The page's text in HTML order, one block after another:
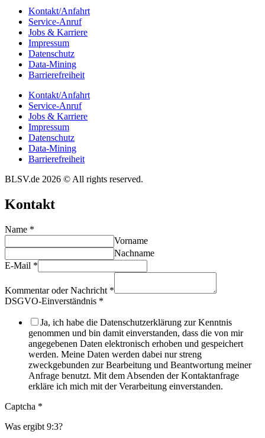
Kontakt/​​Anfahrt
Service-Anruf
Jobs & Karriere
Impres­sum
Daten­schutz
Data-Mining
Barrie­re­frei­heit
Kontakt/​​Anfahrt
Service-Anruf
Jobs & Karriere
Impres­sum
Daten­schutz
Data-Mining
Barrie­re­frei­heit
BLSV.de 2026 © All rights reserved.
Kontakt
Name *
Vorname
Nachname
E-Mail *
Kommentar oder Nachricht *
DSGVO-Einverständnis *
Ja, ich habe die Datenschutzerklärung zur Kenntnis
genommen und bin damit einverstanden, dass die von mir
angegebenen Daten elektronisch erhoben und gespeichert
werden. Meine Daten werden dabei nur streng
zweckgebunden zur Bearbeitung und Beantwortung meiner
Anfrage benutzt. Mit dem Absenden der Kontaktanfrage
erkläre ich mich mit der Verarbeitung einverstanden.
Captcha *
Was ergibt 9:3?